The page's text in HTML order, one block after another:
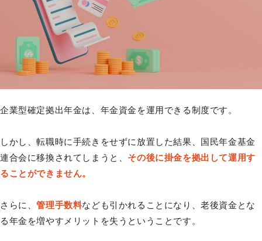
企業型確定拠出年金は、年金資金を運用できる制度です。
しかし、転職時に手続きをせずに放置した結果、国民年金基金
連合会に移換されてしまうと、 その後に掛金を拠出して運用す
ることができません。
さらに、管理手数料なども引かれることになり、老後資金とな
る年金を増やすメリットを失うということです。